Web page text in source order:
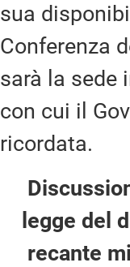
sua
Conferenza
sarà la sede
con cui il
ricordata.
legge del
recante